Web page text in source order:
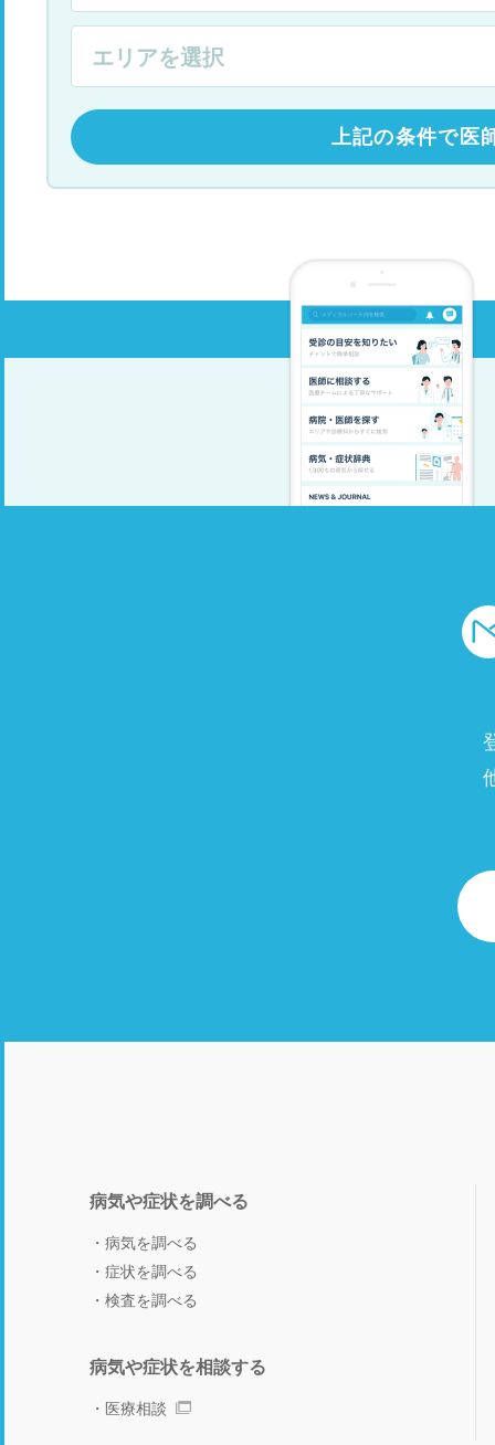
上記の条件で医
病気や症状を調べる
病気を調べる
症状を調べる
検査を調べる
病気や症状を相談する
医療相談